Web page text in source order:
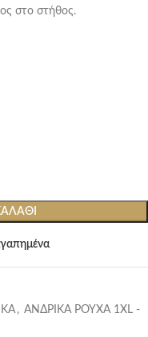
στο στήθος.
, ΑΝΔΡΙΚΑ ΡΟΥΧΑ 1XL -